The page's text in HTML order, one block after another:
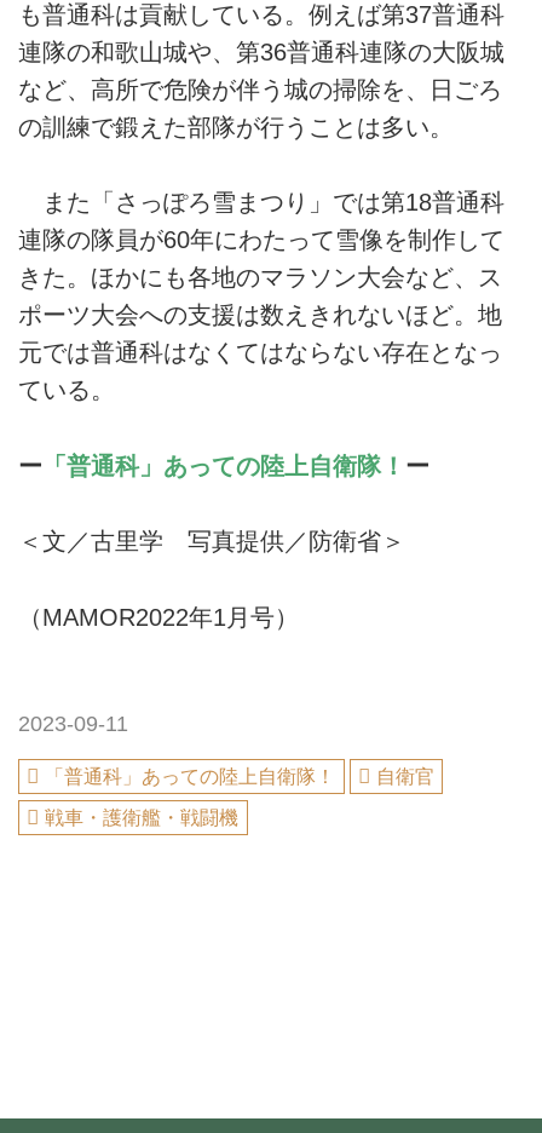
も普通科は貢献している。例えば第37普通科
連隊の和歌山城や、第36普通科連隊の大阪城
など、高所で危険が伴う城の掃除を、日ごろ
の訓練で鍛えた部隊が行うことは多い。
また「さっぽろ雪まつり」では第18普通科
連隊の隊員が60年にわたって雪像を制作して
きた。ほかにも各地のマラソン大会など、ス
ポーツ大会への支援は数えきれないほど。地
元では普通科はなくてはならない存在となっ
ている。
ー 「普通科」あっての陸上自衛隊！ ー
＜文／古里学 写真提供／防衛省＞
（MAMOR2022年1月号）
2023-09-11
「普通科」あっての陸上自衛隊！
自衛官
戦車・護衛艦・戦闘機